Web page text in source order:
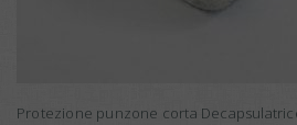
Protezione punzone corta